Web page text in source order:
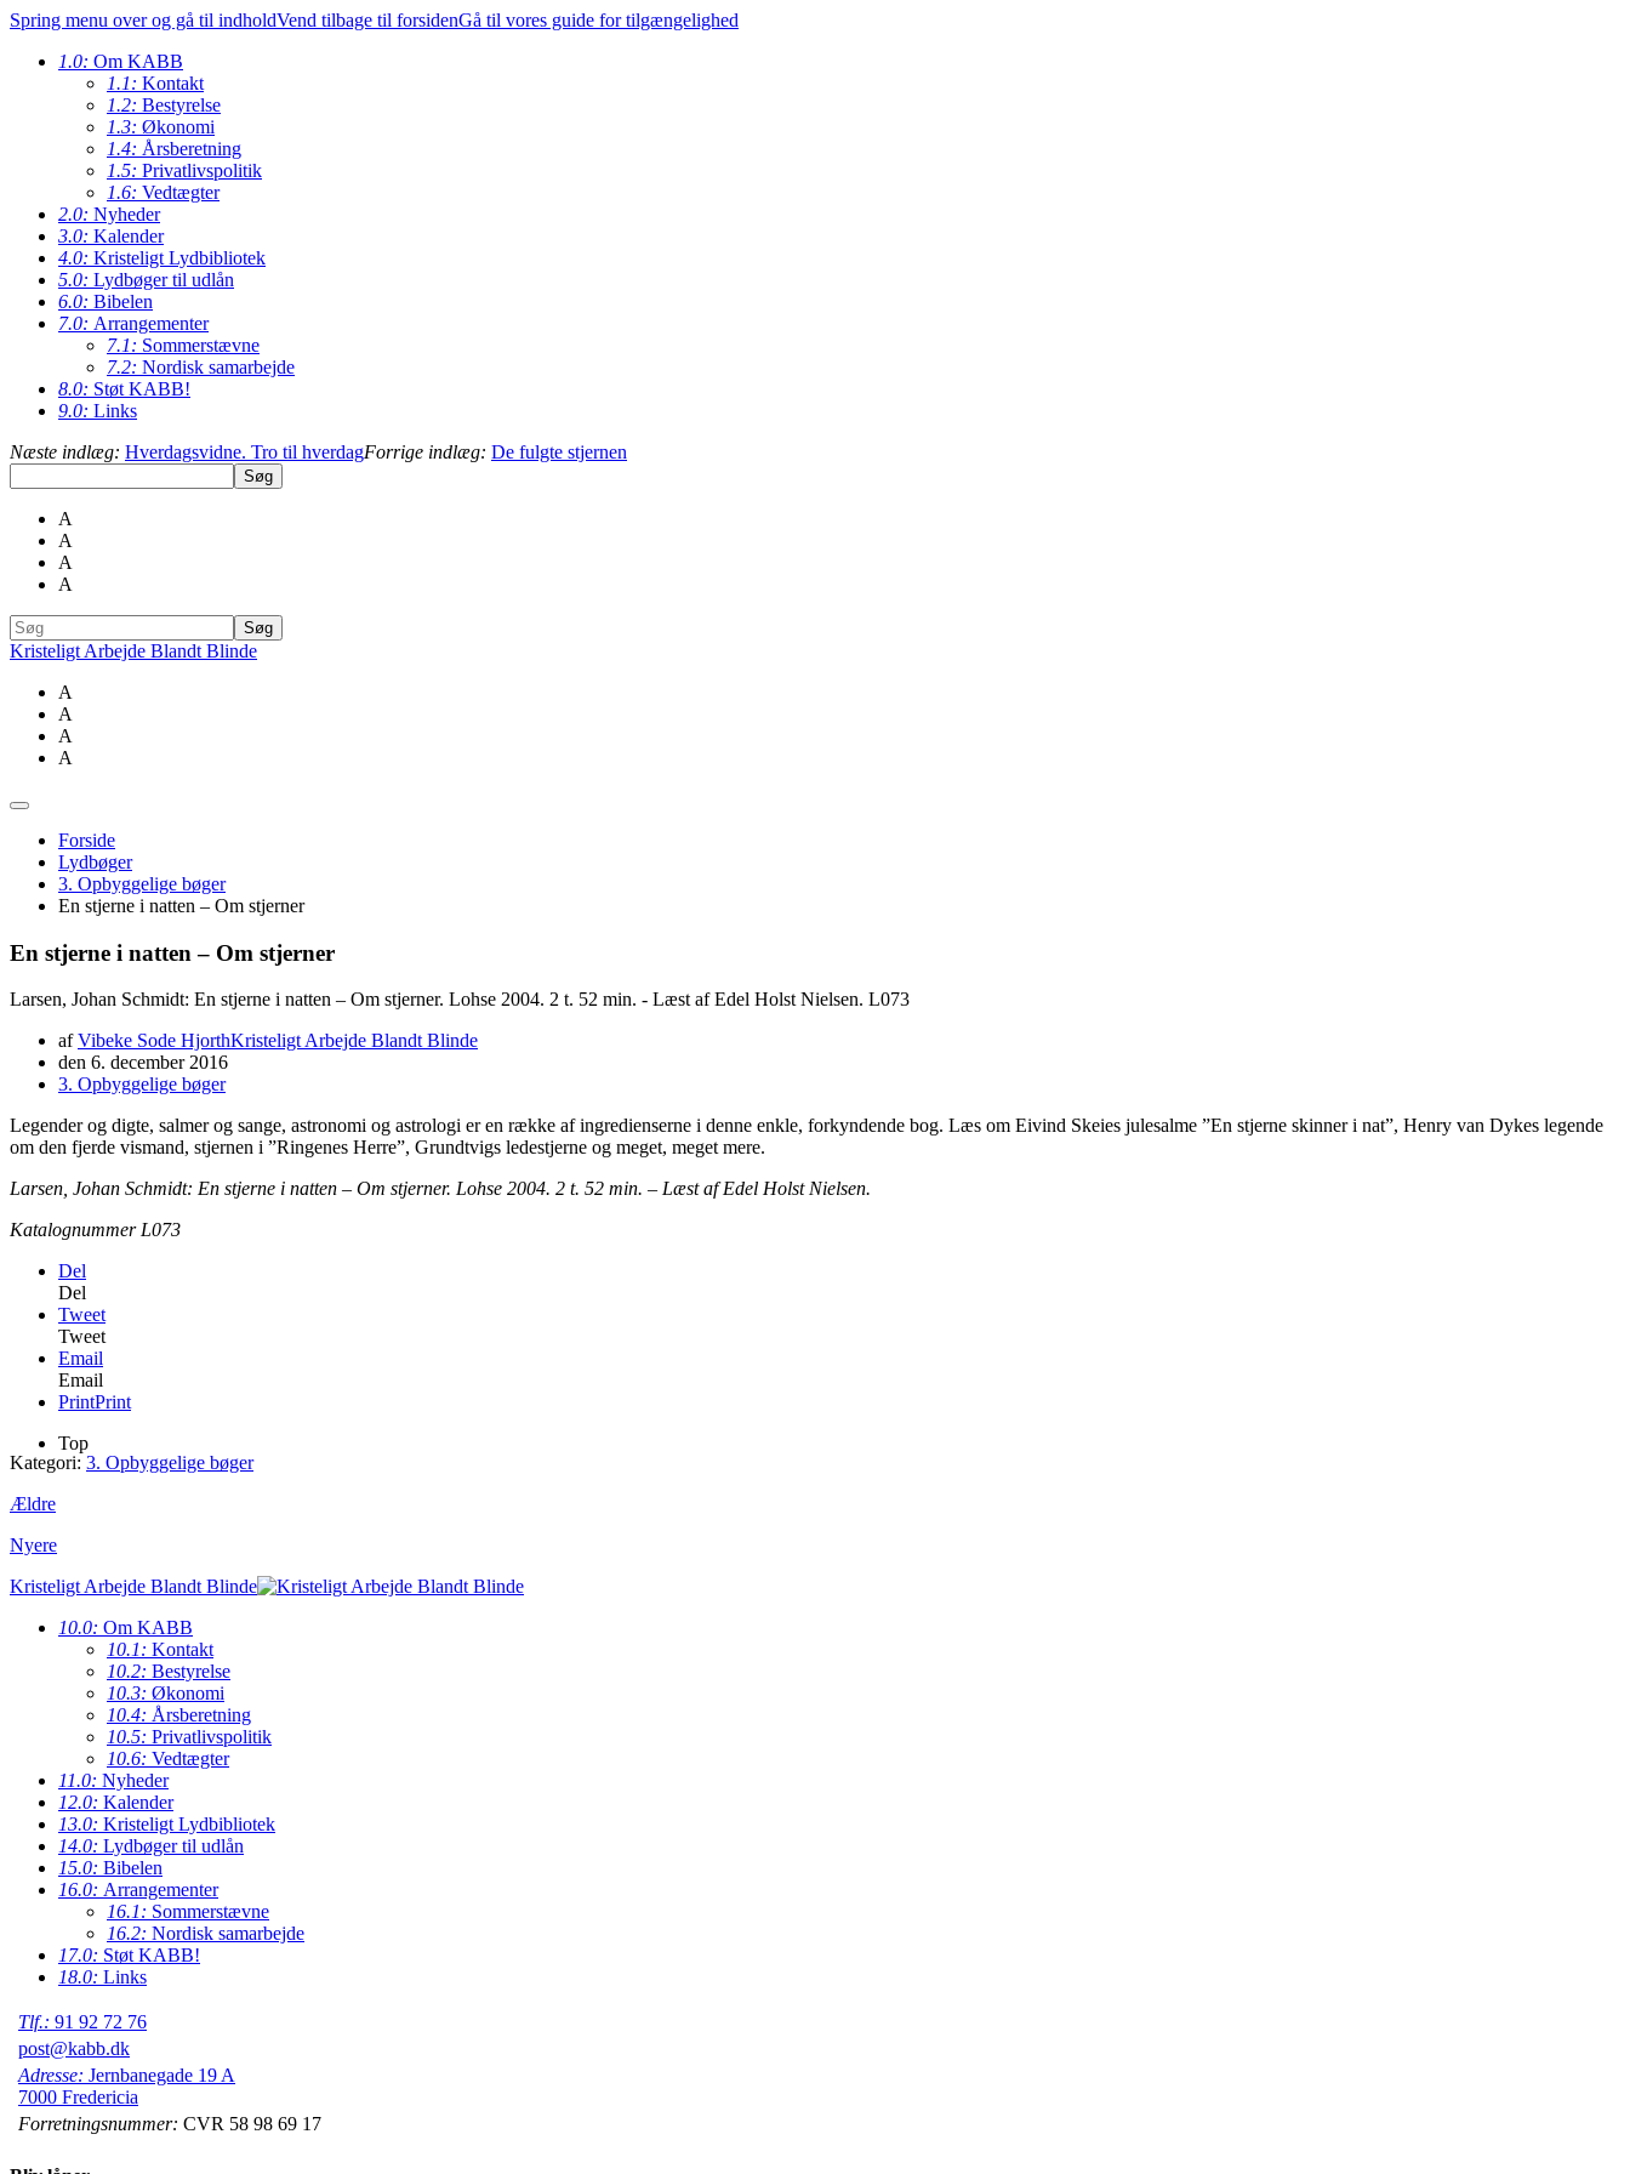
Spring menu over og gå til indholdVend tilbage til forsidenGå til vores guide for tilgængelighed
1.0: Om KABB
1.1: Kontakt
1.2: Bestyrelse
1.3: Økonomi
1.4: Årsberetning
1.5: Privatlivspolitik
1.6: Vedtægter
2.0: Nyheder
3.0: Kalender
4.0: Kristeligt Lydbibliotek
5.0: Lydbøger til udlån
6.0: Bibelen
7.0: Arrangementer
7.1: Sommerstævne
7.2: Nordisk samarbejde
8.0: Støt KABB!
9.0: Links
Næste indlæg: Hverdagsvidne. Tro til hverdagForrige indlæg: De fulgte stjernen
A
A
A
A
Kristeligt Arbejde Blandt Blinde
A
A
A
A
Forside
Lydbøger
3. Opbyggelige bøger
En stjerne i natten – Om stjerner
En stjerne i natten – Om stjerner
Larsen, Johan Schmidt: En stjerne i natten – Om stjerner. Lohse 2004. 2 t. 52 min. - Læst af Edel Holst Nielsen. L073
af Vibeke Sode HjorthKristeligt Arbejde Blandt Blinde
den 6. december 2016
3. Opbyggelige bøger
Legender og digte, salmer og sange, astronomi og astrologi er en række af ingredienserne i denne enkle, forkyndende bog. Læs om Eivind Skeies julesalme ”En stjerne skinner i nat”, Henry van Dykes legende
om den fjerde vismand, stjernen i ”Ringenes Herre”, Grundtvigs ledestjerne og meget, meget mere.
Larsen, Johan Schmidt: En stjerne i natten – Om stjerner. Lohse 2004. 2 t. 52 min. – Læst af Edel Holst Nielsen.
Katalognummer L073
Del
Del
Tweet
Tweet
Email
Email
PrintPrint
Top
Kategori: 3. Opbyggelige bøger
Ældre
Nyere
Kristeligt Arbejde Blandt Blinde
10.0: Om KABB
10.1: Kontakt
10.2: Bestyrelse
10.3: Økonomi
10.4: Årsberetning
10.5: Privatlivspolitik
10.6: Vedtægter
11.0: Nyheder
12.0: Kalender
13.0: Kristeligt Lydbibliotek
14.0: Lydbøger til udlån
15.0: Bibelen
16.0: Arrangementer
16.1: Sommerstævne
16.2: Nordisk samarbejde
17.0: Støt KABB!
18.0: Links
Tlf.: 91 92 72 76
post@kabb.dk
Adresse: Jernbanegade 19 A
7000 Fredericia
Forretningsnummer: CVR 58 98 69 17